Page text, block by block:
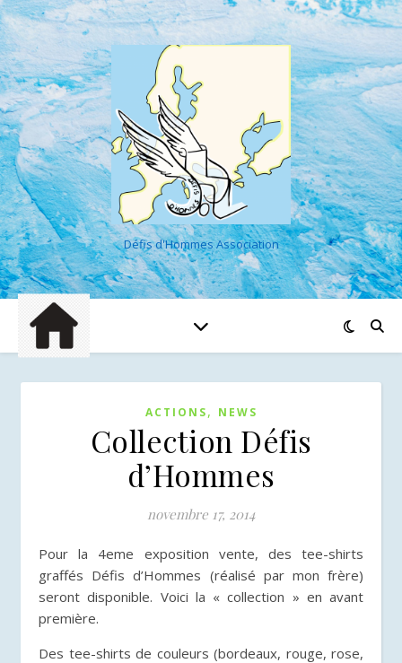
Défis d'Hommes Association
ACTIONS, NEWS
Collection Défis
d’Hommes
novembre 17, 2014
Pour la 4eme exposition vente, des tee-shirts
graffés Défis d’Hommes (réalisé par mon frère)
seront disponible. Voici la « collection » en avant
première.
Des tee-shirts de couleurs (bordeaux, rouge, rose,